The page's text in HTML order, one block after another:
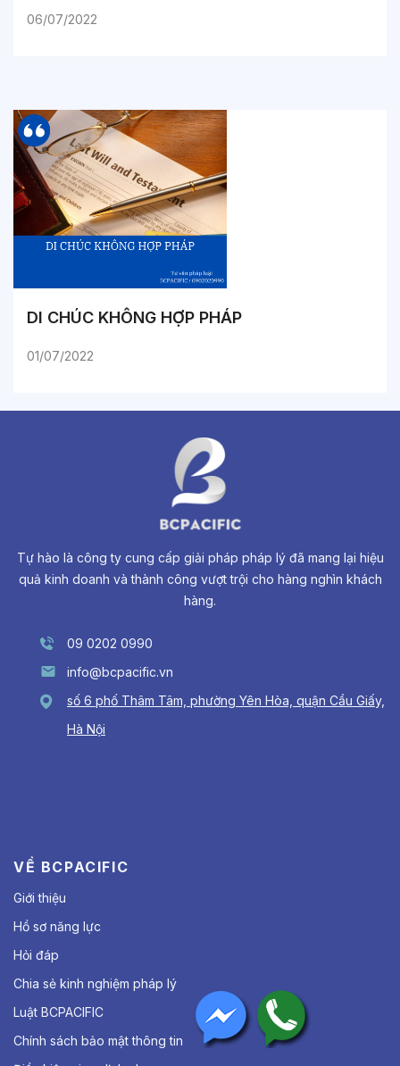
06/07/2022
DI CHÚC KHÔNG HỢP PHÁP
01/07/2022
Tự hào là công ty cung cấp giải pháp pháp lý đã mang lại hiệu
quả kinh doanh và thành công vượt trội cho hàng nghìn khách
hàng.
09 0202 0990
info@bcpacific.vn
số 6 phố Thâm Tâm, phường Yên Hòa, quận Cầu Giấy,
Hà Nội
VỀ BCPACIFIC
Giới thiệu
Hồ sơ năng lực
Hỏi đáp
Chia sẻ kinh nghiệm pháp lý
Luật BCPACIFIC
Chính sách bảo mật thông tin